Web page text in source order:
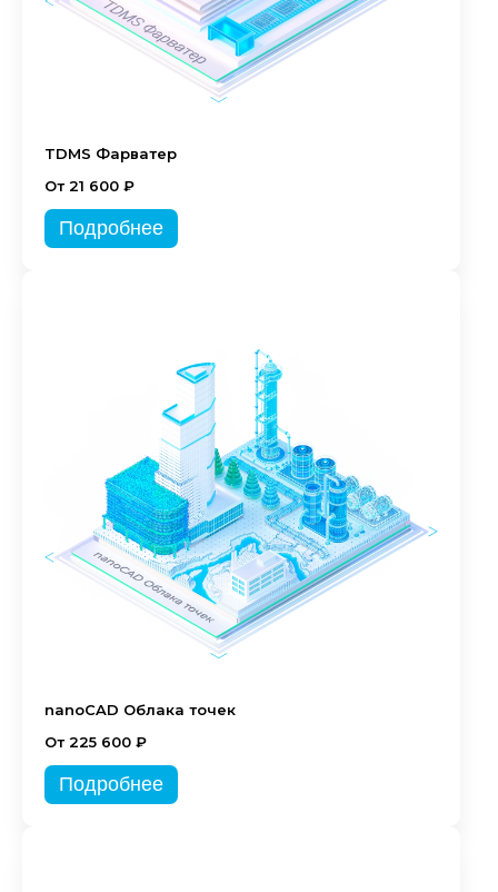
TDMS Фарватер
От 21 600 ₽
Подробнее
nanoCAD Облака точек
От 225 600 ₽
Подробнее